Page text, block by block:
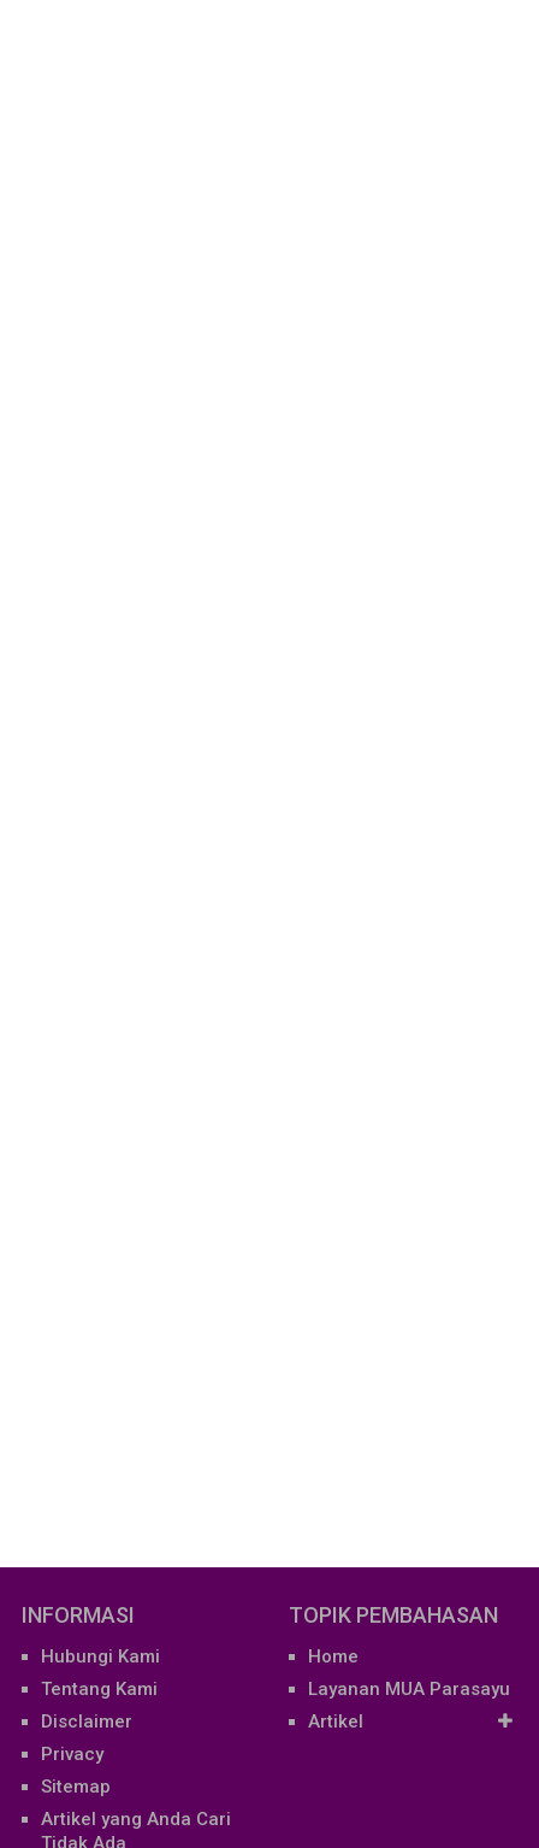
INFORMASI
Hubungi Kami
Tentang Kami
Disclaimer
Privacy
Sitemap
Artikel yang Anda Cari
Tidak Ada
TOPIK PEMBAHASAN
Home
Layanan MUA Parasayu
Artikel